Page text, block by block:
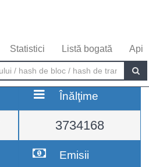
Statistici Listă bogată Api
Înălţime
3734168
Emisii